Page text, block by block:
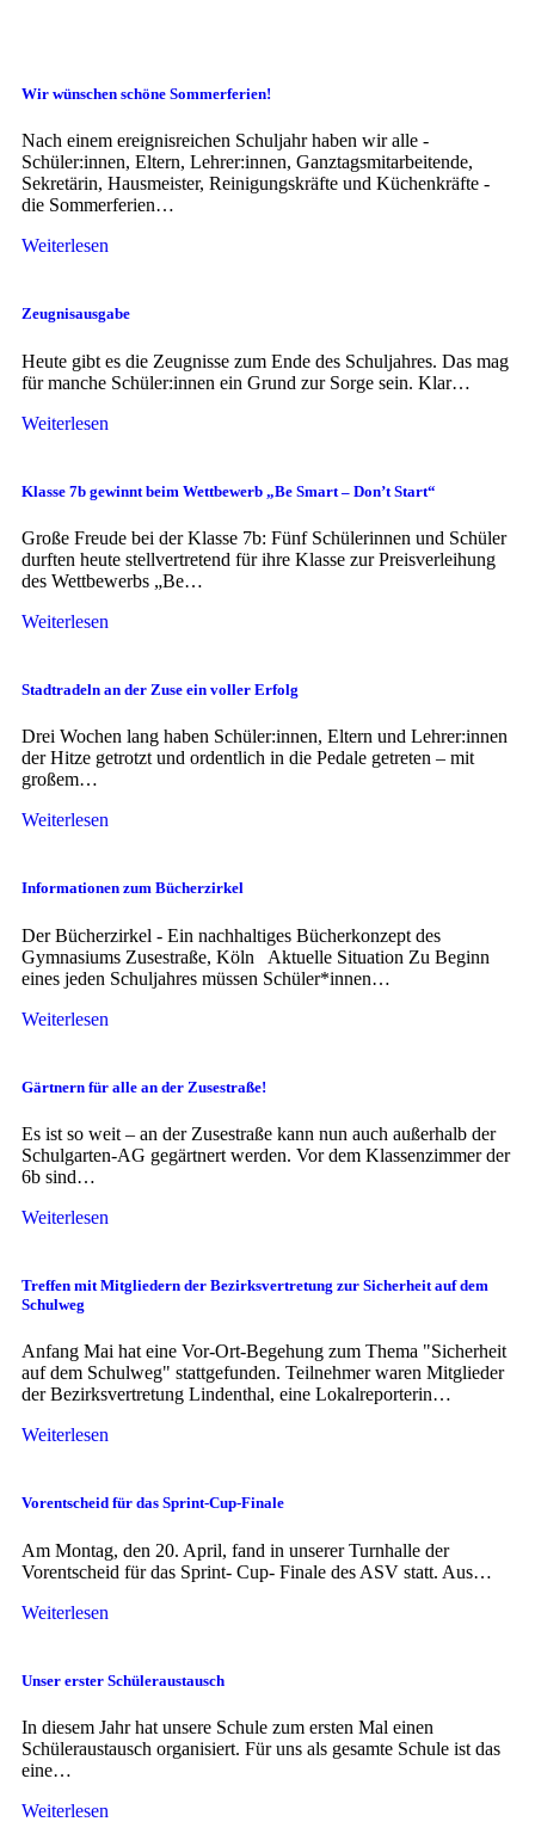
Wir wünschen schöne Sommerferien!
Nach einem ereignisreichen Schuljahr haben wir alle -
Schüler:innen, Eltern, Lehrer:innen, Ganztagsmitarbeitende,
Sekretärin, Hausmeister, Reinigungskräfte und Küchenkräfte -
die Sommerferien…
Weiterlesen
Zeugnisausgabe
Heute gibt es die Zeugnisse zum Ende des Schuljahres. Das mag
für manche Schüler:innen ein Grund zur Sorge sein. Klar…
Weiterlesen
Klasse 7b gewinnt beim Wettbewerb „Be Smart – Don’t Start“
Große Freude bei der Klasse 7b: Fünf Schülerinnen und Schüler
durften heute stellvertretend für ihre Klasse zur Preisverleihung
des Wettbewerbs „Be…
Weiterlesen
Stadtradeln an der Zuse ein voller Erfolg
Drei Wochen lang haben Schüler:innen, Eltern und Lehrer:innen
der Hitze getrotzt und ordentlich in die Pedale getreten – mit
großem…
Weiterlesen
Informationen zum Bücherzirkel
Der Bücherzirkel - Ein nachhaltiges Bücherkonzept des
Gymnasiums Zusestraße, Köln Aktuelle Situation Zu Beginn
eines jeden Schuljahres müssen Schüler*innen…
Weiterlesen
Gärtnern für alle an der Zusestraße!
Es ist so weit – an der Zusestraße kann nun auch außerhalb der
Schulgarten-AG gegärtnert werden. Vor dem Klassenzimmer der
6b sind…
Weiterlesen
Treffen mit Mitgliedern der Bezirksvertretung zur Sicherheit auf dem
Schulweg
Anfang Mai hat eine Vor-Ort-Begehung zum Thema "Sicherheit
auf dem Schulweg" stattgefunden. Teilnehmer waren Mitglieder
der Bezirksvertretung Lindenthal, eine Lokalreporterin…
Weiterlesen
Vorentscheid für das Sprint-Cup-Finale
Am Montag, den 20. April, fand in unserer Turnhalle der
Vorentscheid für das Sprint- Cup- Finale des ASV statt. Aus…
Weiterlesen
Unser erster Schüleraustausch
In diesem Jahr hat unsere Schule zum ersten Mal einen
Schüleraustausch organisiert. Für uns als gesamte Schule ist das
eine…
Weiterlesen